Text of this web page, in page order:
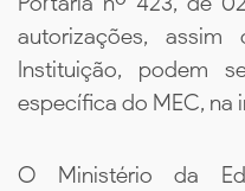
autorizações,
Instituição, podem
específica do MEC, na
O Ministério da